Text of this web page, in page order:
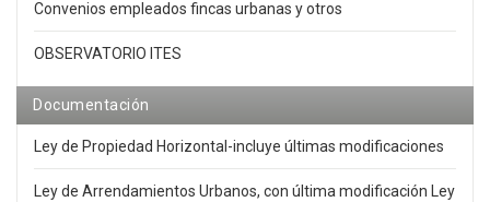
Convenios empleados fincas urbanas y otros
OBSERVATORIO ITES
Documentación
Ley de Propiedad Horizontal-incluye últimas modificaciones
Ley de Arrendamientos Urbanos, con última modificación Ley